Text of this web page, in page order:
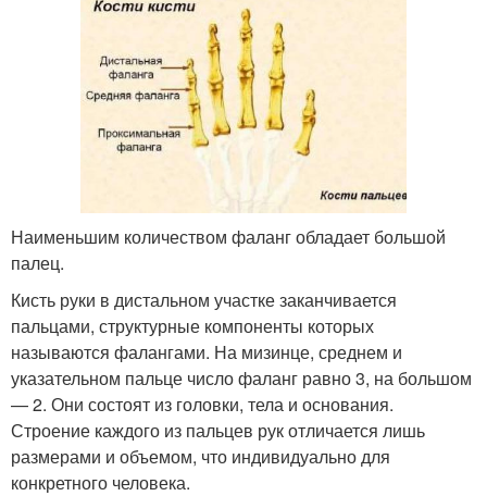
Наименьшим количеством фаланг обладает большой
палец.
Кисть руки в дистальном участке заканчивается
пальцами, структурные компоненты которых
называются фалангами. На мизинце, среднем и
указательном пальце число фаланг равно 3, на большом
— 2. Они состоят из головки, тела и основания.
Строение каждого из пальцев рук отличается лишь
размерами и объемом, что индивидуально для
конкретного человека.